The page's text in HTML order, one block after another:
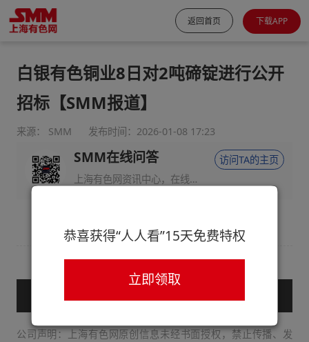
返回首页 下载APP
白银有色铜业8日对2吨碲锭进行公开
招标【SMM报道】
来源： SMM 发布时间：2026-01-08 17:23
SMM在线问答
上海有色网资讯中心，在线回答您的提问！
访问TA的主页
公司声明：上海有色网原创信息未经书面授权，禁止传播、发
恭喜获得“人人看”15天免费特权
立即领取